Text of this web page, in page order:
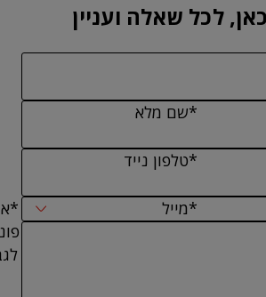
לכל שאלה ועניין
*שם מלא
*טלפון נייד
*מייל